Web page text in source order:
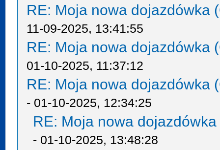
RE: Moja nowa dojazdówka
11-09-2025, 13:41:55
RE: Moja nowa dojazdówka
01-10-2025, 11:37:12
RE: Moja nowa dojazdówka
- 01-10-2025, 12:34:25
RE: Moja nowa
- 01-10-2025, 13:48:28